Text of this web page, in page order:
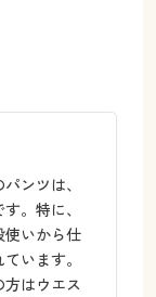
ンツは、
。特に、
使いから仕
います。
はウエス